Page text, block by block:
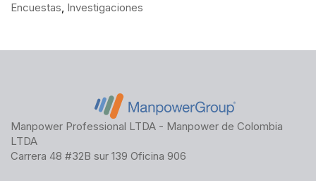
Encuestas, Investigaciones
Manpower Professional LTDA - Manpower de Colombia
LTDA
Carrera 48 #32B sur 139 Oficina 906